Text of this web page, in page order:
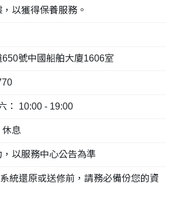
以獲得保養服務。
號中國船舶大廈1606室
： 10:00 - 19:00
休息
以服務中心公告為準
統還原或送修前，請務必備份您的資